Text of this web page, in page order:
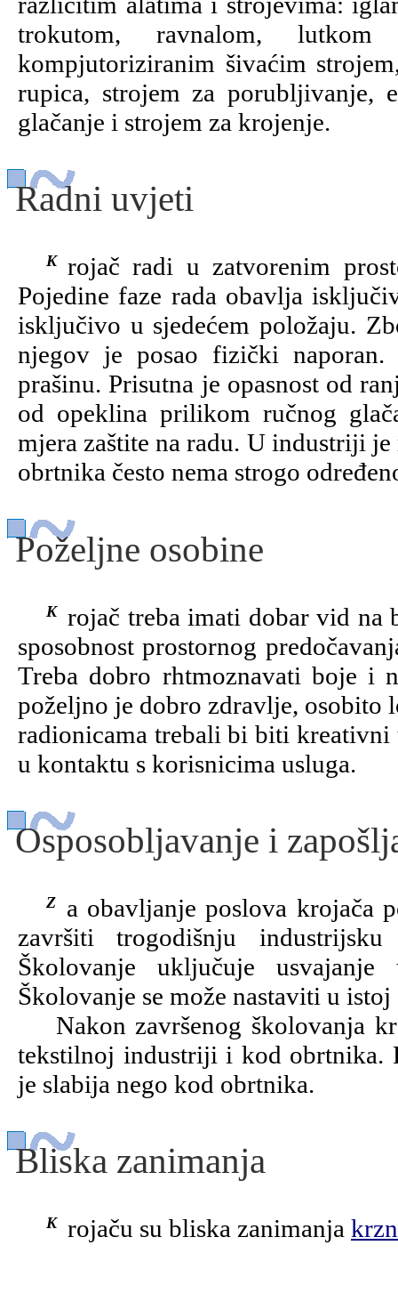
trokutom, ravnalom,
kompjutoriziranim šivaćim
rupica, strojem za porubljivanje,
glačanje i strojem za krojenje.
Radni uvjeti
Krojač radi u zatvorenim prostorijama uz prirodnu ili umjetnu rasvjetu.
Pojedine faze rada obavlja
isključivo u sjedećem položaju.
njegov je posao fizički
prašinu. Prisutna je opasnost od
od opeklina prilikom ručnog
mjera zaštite na radu. U industriji
obrtnika često nema strogo
Poželjne osobine
Krojač treba imati dobar vid na blizinu, dobru okulo-motornu koordinaciju,
sposobnost prostornog
Treba dobro rhtmoznavati boje i
poželjno je dobro zdravlje,
radionicama trebali bi biti
u kontaktu s korisnicima usluga.
Osposobljavanje i
Za obavljanje poslova krojača potrebno je, nakon završene osnovne škole,
završiti trogodišnju
Školovanje uključuje
Školovanje se može nastaviti u
Nakon završenog školovanja
tekstilnoj industriji i kod obrtnika.
je slabija nego kod obrtnika.
Bliska zanimanja
Krojaču su bliska zanimanja